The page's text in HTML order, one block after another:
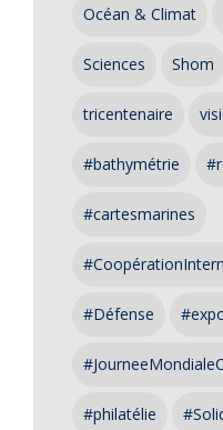
Océan & Climat
Sciences Shom
tricentenaire
#bathymétrie
#cartesmarines
#Défense
#philatélie